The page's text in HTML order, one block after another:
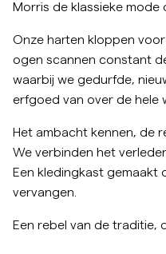
Morris de klassieke mode
Onze harten kloppen
ogen scannen constant
waarbij we gedurfde,
erfgoed van over de hele
Het ambacht kennen, de
We verbinden het
Een kledingkast gemaakt
vervangen.
Een rebel van de traditie,